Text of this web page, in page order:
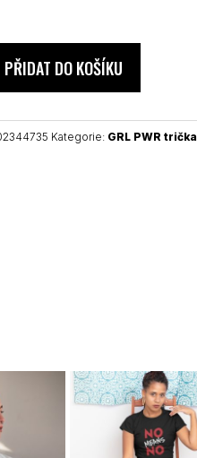
PŘIDAT DO KOŠÍKU
Kategorie: GRL PWR trička